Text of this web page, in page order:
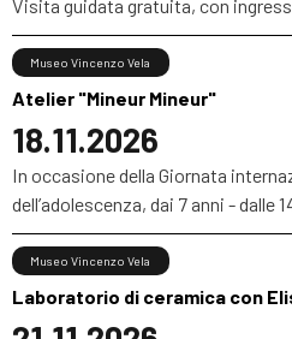
Visita guidata gratuita, con
Atelier "Mineur Mineur"
18.11.2026
Museo Vincenzo Vela
In occasione della Giornata
dell’adolescenza, dai 7 anni - dalle
Laboratorio di ceramica con
Museo Vincenzo Vela